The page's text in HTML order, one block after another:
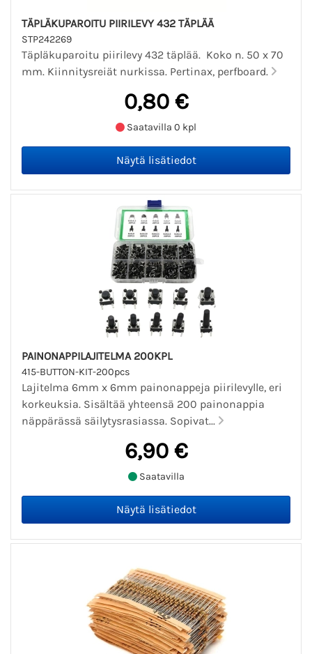
TÄPLÄKUPAROITU PIIRILEVY 432 TÄPLÄÄ
STP242269
Täpläkuparoitu piirilevy 432 täplää. Koko n. 50 x 70
mm. Kiinnitysreiät nurkissa. Pertinax, perfboard.
0,80 €
Saatavilla 0 kpl
PAINONAPPILAJITELMA 200KPL
415-BUTTON-KIT-200pcs
Lajitelma 6mm x 6mm painonappeja piirilevylle, eri
korkeuksia. Sisältää yhteensä 200 painonappia
näppärässä säilytysrasiassa. Sopivat...
6,90 €
Saatavilla